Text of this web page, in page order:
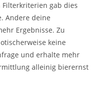
gab dies
Andere deine
Ergebnisse. Zu
keine
und erhalte mehr
alleinig bierernst